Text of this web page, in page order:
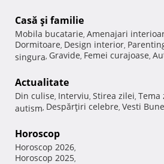
Casă şi familie
Mobila bucatarie, Amenajari
Dormitoare, Design interior,
singura, Gravide, Femei curajoase,
Actualitate
Din culise, Interviu, Stirea zilei, Tema
autism, Despărţiri celebre, Vesti Bune
Horoscop
Horoscop 2026,
Horoscop 2025,